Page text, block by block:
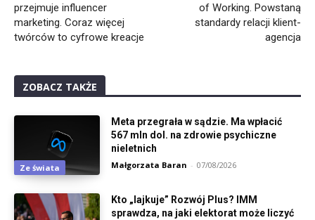
przejmuje influencer
marketing. Coraz więcej
twórców to cyfrowe kreacje
of Working. Powstaną
standardy relacji klient-
agencja
ZOBACZ TAKŻE
Ze świata
Meta przegrała w sądzie. Ma wpłacić
567 mln dol. na zdrowie psychiczne
nieletnich
Małgorzata Baran - 07/08/2026
Kto „lajkuje” Rozwój Plus? IMM
sprawdza, na jaki elektorat może liczyć